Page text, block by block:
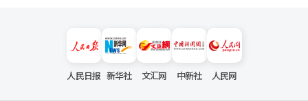
人民日报 新华社 文汇网 中新社 人民网